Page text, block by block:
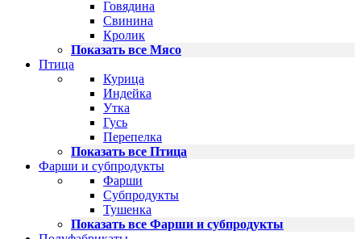
Говядина
Свинина
Кролик
Показать все Мясо
Птица
Курица
Индейка
Утка
Гусь
Перепелка
Показать все Птица
Фарши и субпродукты
Фарши
Субпродукты
Тушенка
Показать все Фарши и субпродукты